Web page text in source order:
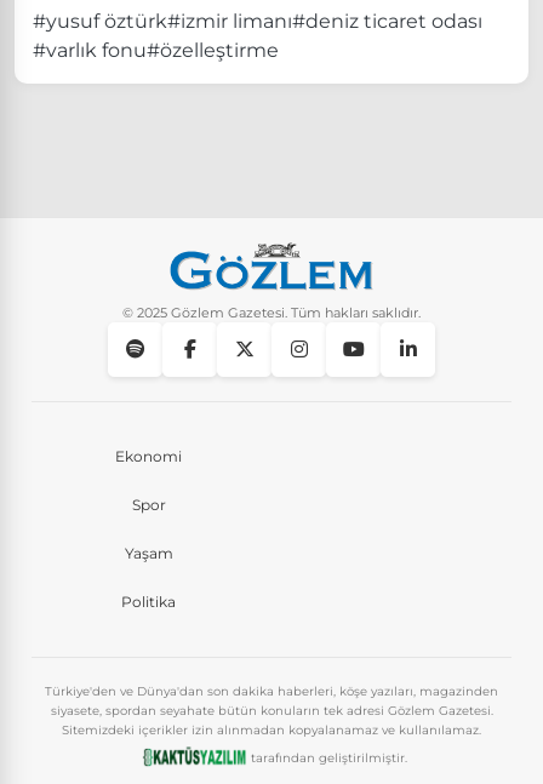
#yusuf öztürk#izmir limanı#deniz ticaret odası
#varlık fonu#özelleştirme
© 2025 Gözlem Gazetesi. Tüm hakları saklıdır.
Ekonomi
Spor
Yaşam
Politika
Türkiye'den ve Dünya'dan son dakika haberleri, köşe yazıları, magazinden
siyasete, spordan seyahate bütün konuların tek adresi Gözlem Gazetesi.
Sitemizdeki içerikler izin alınmadan kopyalanamaz ve kullanılamaz.
tarafından geliştirilmiştir.